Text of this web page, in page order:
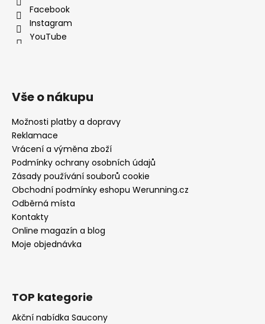
Facebook
Instagram
YouTube
Vše o nákupu
Možnosti platby a dopravy
Reklamace
Vrácení a výměna zboží
Podmínky ochrany osobních údajů
Zásady používání souborů cookie
Obchodní podmínky eshopu Werunning.cz
Odběrná místa
Kontakty
Online magazín a blog
Moje objednávka
TOP kategorie
Akční nabídka Saucony